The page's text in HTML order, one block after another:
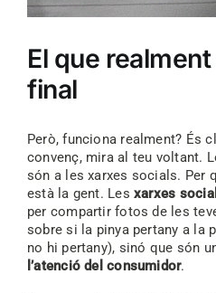
El que
final
Però, funciona realment? És
convenç, mira al teu voltant.
són a les xarxes socials. Per
està la gent. Lesxarxes
per compartir fotos de les
sobre si la pinya pertany a la
no hi pertany), sinó que són
l’atenció del consumidor.